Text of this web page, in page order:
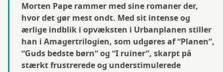
Morten Pape rammer med sine romaner der,
hvor det gør mest ondt. Med sit intense og
ærlige indblik i opvæksten i Urbanplanen stiller
han i Amagertrilogien, som udgøres af “Planen”,
“Guds bedste børn” og “I ruiner”, skarpt på
stærkt frustrerede og understimulerede